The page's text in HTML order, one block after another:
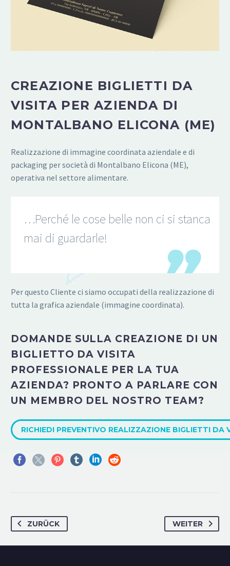
CREAZIONE BIGLIETTI DA
VISITA PER AZIENDA DI
MONTALBANO ELICONA (ME)
Realizzazione di immagine coordinata aziendale e di
packaging per società di Montalbano Elicona (ME),
operativa nel settore alimentare.
…Perché le cose belle non ci si stanca
mai di guardarle!
Per questo Cliente ci siamo occupati della realizzazione di
tutta la grafica aziendale (immagine coordinata).
DOMANDE SULLA CREAZIONE DI UN
BIGLIETTO DA VISITA
PROFESSIONALE PER LA TUA
AZIENDA? PRONTO A PARLARE CON
UN MEMBRO DEL NOSTRO TEAM?
RICHIEDI PREVENTIVO REALIZZAZIONE BIGLIETTI DA
ZURÜCK WEITER